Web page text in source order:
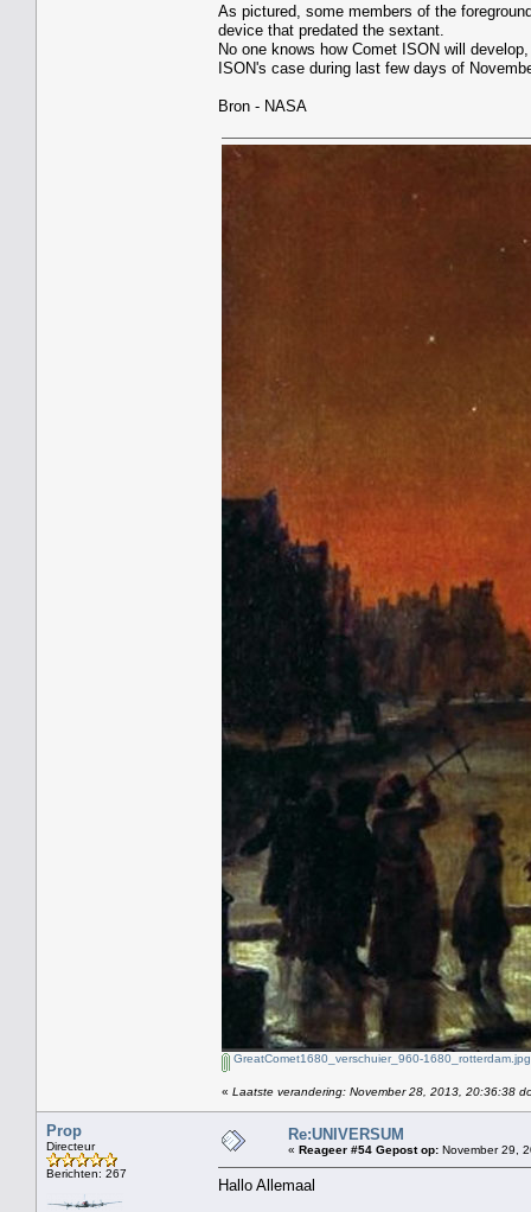
As pictured, some members of the
device that predated the sextant.
No one knows how Comet ISON will
ISON's case during last few days of
Bron - NASA
GreatComet1680_verschuier_960-1680_rotterdam.jpg
« Laatste verandering: November 28, 2013, 20:36:38
Prop
Directeur
Berichten: 267
Re:UNIVERSUM
« Reageer #54 Gepost op: November 29,
Hallo Allemaal